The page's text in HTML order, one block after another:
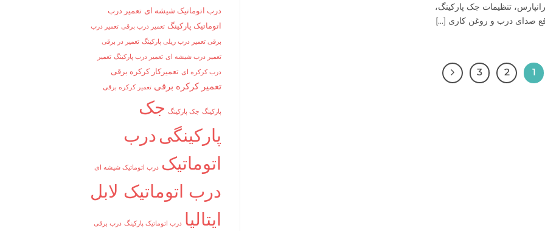
تنظیمات جک پارکینگ،
صدای درب و روغن کاری [...]
1
2
3
درب اتوماتیک شیشه ای تعمیر درب
اتوماتیک پارکینگ تعمیر درب برقی تعمیر درب
برقی تعمیر درب ریلی پارکینگ تعمیر در برقی
تعمیر درب شیشه ای تعمیر درب پارکینگ تعمیر
درب کرکره ای تعمیرکار کرکره برقی
تعمیر کرکره برقی تعمیر کرکره برقی
پارکینگ جک پارکینگ جک
پارکینگی درب
اتوماتیک درب اتوماتیک شیشه ای
درب اتوماتیک لابل
ایتالیا درب اتوماتیک پارکینگ درب برقی